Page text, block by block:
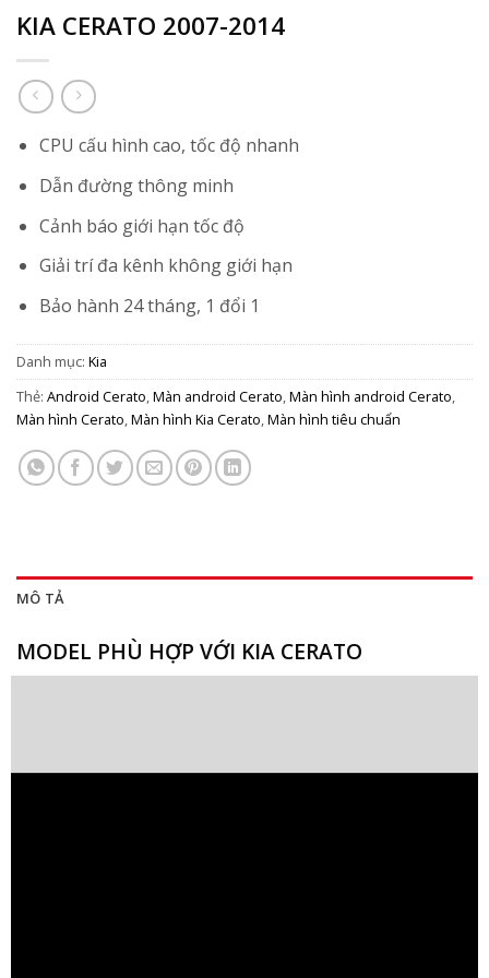
KIA CERATO 2007-2014
CPU cấu hình cao, tốc độ nhanh
Dẫn đường thông minh
Cảnh báo giới hạn tốc độ
Giải trí đa kênh không giới hạn
Bảo hành 24 tháng, 1 đổi 1
Danh mục: Kia
Thẻ: Android Cerato Màn android Cerato Màn hình android Cerato
Màn hình Cerato Màn hình Kia Cerato Màn hình tiêu chuẩn
MÔ TẢ
MODEL PHÙ HỢP VỚI KIA CERATO